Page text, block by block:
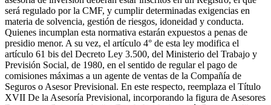
será regulado por la CMF, y cumplir determinadas exigencias en
materia de solvencia, gestión de riesgos, idoneidad y conducta.
Quienes incumplan esta normativa estarán expuestos a penas de
presidio menor. A su vez, el artículo 4° de esta ley modifica el
artículo 61 bis del Decreto Ley 3.500, del Ministerio del Trabajo y
Previsión Social, de 1980, en el sentido de regular el pago de
comisiones máximas a un agente de ventas de la Compañía de
Seguros o Asesor Previsional. En este respecto, reemplaza el Título
XVII De la Asesoría Previsional, incorporando la figura de Asesores